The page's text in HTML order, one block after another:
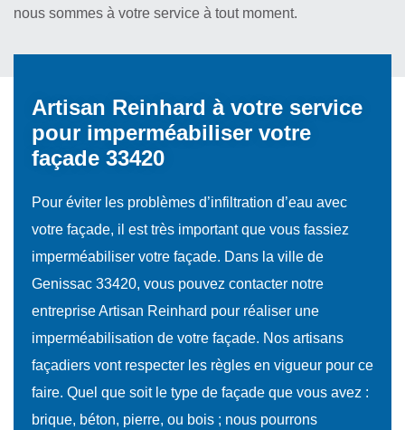
nous sommes à votre service à tout moment.
Artisan Reinhard à votre service
pour imperméabiliser votre
façade 33420
Pour éviter les problèmes d’infiltration d’eau avec
votre façade, il est très important que vous fassiez
imperméabiliser votre façade. Dans la ville de
Genissac 33420, vous pouvez contacter notre
entreprise Artisan Reinhard pour réaliser une
imperméabilisation de votre façade. Nos artisans
façadiers vont respecter les règles en vigueur pour ce
faire. Quel que soit le type de façade que vous avez :
brique, béton, pierre, ou bois ; nous pourrons